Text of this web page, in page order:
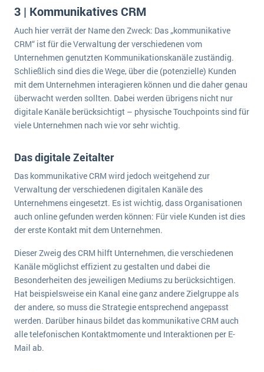
3 | Kommunikatives CRM
Auch hier verrät der Name den Zweck: Das „kommunikative
CRM“ ist für die Verwaltung der verschiedenen vom
Unternehmen genutzten Kommunikationskanäle zuständig.
Schließlich sind dies die Wege, über die (potenzielle) Kunden
mit dem Unternehmen interagieren können und die daher genau
überwacht werden sollten. Dabei werden übrigens nicht nur
digitale Kanäle berücksichtigt – physische Touchpoints sind für
viele Unternehmen nach wie vor sehr wichtig.
Das digitale Zeitalter
Das kommunikative CRM wird jedoch weitgehend zur
Verwaltung der verschiedenen digitalen Kanäle des
Unternehmens eingesetzt. Es ist wichtig, dass Organisationen
auch online gefunden werden können: Für viele Kunden ist dies
der erste Kontakt mit dem Unternehmen.
Dieser Zweig des CRM hilft Unternehmen, die verschiedenen
Kanäle möglichst effizient zu gestalten und dabei die
Besonderheiten des jeweiligen Mediums zu berücksichtigen.
Hat beispielsweise ein Kanal eine ganz andere Zielgruppe als
der andere, so muss die Strategie entsprechend angepasst
werden. Darüber hinaus bildet das kommunikative CRM auch
alle telefonischen Kontaktmomente und Interaktionen per E-
Mail ab.